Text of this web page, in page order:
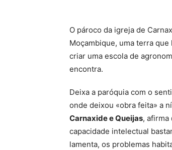
O pároco da igreja de
Moçambique, uma terra
criar uma escola de
encontra.
Deixa a paróquia com o
onde deixou «obra feita» a
Carnaxide e Queijas, afirma
capacidade intelectual
lamenta, os problemas